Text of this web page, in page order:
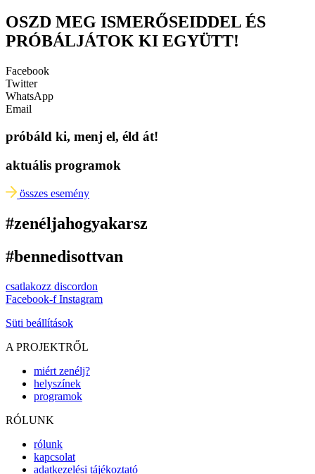
OSZD MEG ISMERŐSEIDDEL ÉS
PRÓBÁLJÁTOK KI EGYÜTT!
Facebook
Twitter
WhatsApp
Email
próbáld ki, menj el, éld át!
aktuális programok
összes esemény
#zenéljahogyakarsz
#bennedisottvan
csatlakozz discordon
Facebook-f Instagram
Süti beállítások
A PROJEKTRŐL
miért zenélj?
helyszínek
programok
RÓLUNK
rólunk
kapcsolat
adatkezelési tájékoztató